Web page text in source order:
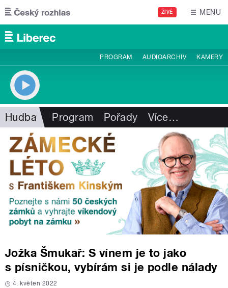
Přejít k hlavnímu obsahu
ŽIVĚ MENU
PROGRAM AUDIOARCHIV KAMERY
Hudba Program Pořady Více…
Jožka Šmukař: S vínem je to jako
s písničkou, vybírám si je podle nálady
4. květen 2022